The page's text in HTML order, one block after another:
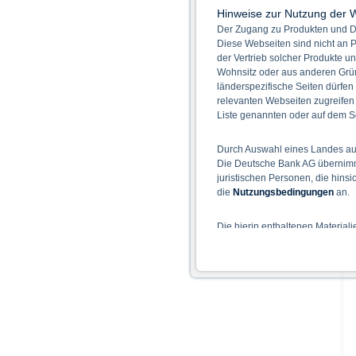
Hinweise zur Nutzung der
Der Zugang zu Produkten und
Diese Webseiten sind nicht an
der Vertrieb solcher Produkte
Wohnsitz oder aus anderen
länderspezifische Seiten
relevanten Webseiten
Liste genannten oder auf dem
Durch Auswahl eines Landes
Die Deutsche Bank AG
juristischen Personen, die
die Nutzungsbedingungen an.
Die hierin enthaltenen
Der Zugang zu auf diesen
Hinweise für die Nutzung
Die auf der X-markets
einschließlich der Risiken sind
Bedingungen) zu entnehmen.
Verkaufsdokument der